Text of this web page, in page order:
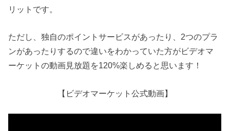
リットです。
ただし、独自のポイントサービスがあったり、2つのプラ
ンがあったりするので違いをわかっていた方がビデオマ
ーケットの動画見放題を120%楽しめると思います！
【ビデオマーケット公式動画】